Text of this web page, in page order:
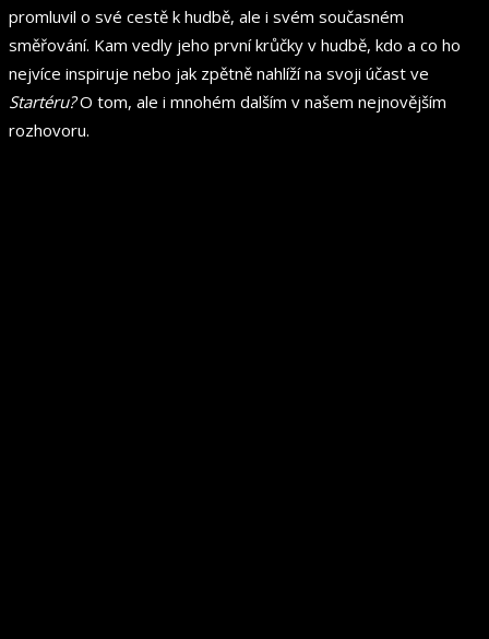
promluvil o své cestě k hudbě, ale i svém současném
směřování. Kam vedly jeho první krůčky v hudbě, kdo a co ho
nejvíce inspiruje nebo jak zpětně nahlíží na svoji účast ve
Startéru?O tom, ale i mnohém dalším v našem nejnovějším
rozhovoru.